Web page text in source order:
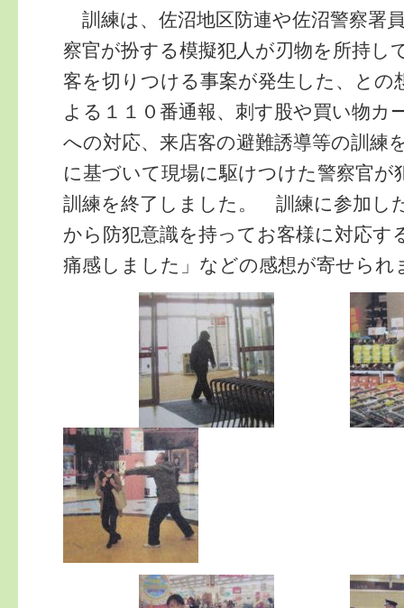
訓練は、佐沼地区防連や佐沼警察署
察官が扮する模擬犯人が刃物を所持し
客を切りつける事案が発生した、との
よる１１０番通報、刺す股や買い物カ
への対応、来店客の避難誘導等の訓練
に基づいて現場に駆けつけた警察官が
訓練を終了しました。 訓練に参加し
から防犯意識を持ってお客様に対応す
痛感しました」などの感想が寄せられ